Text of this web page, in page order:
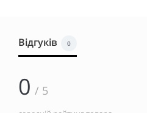
Відгуків 0
0 / 5